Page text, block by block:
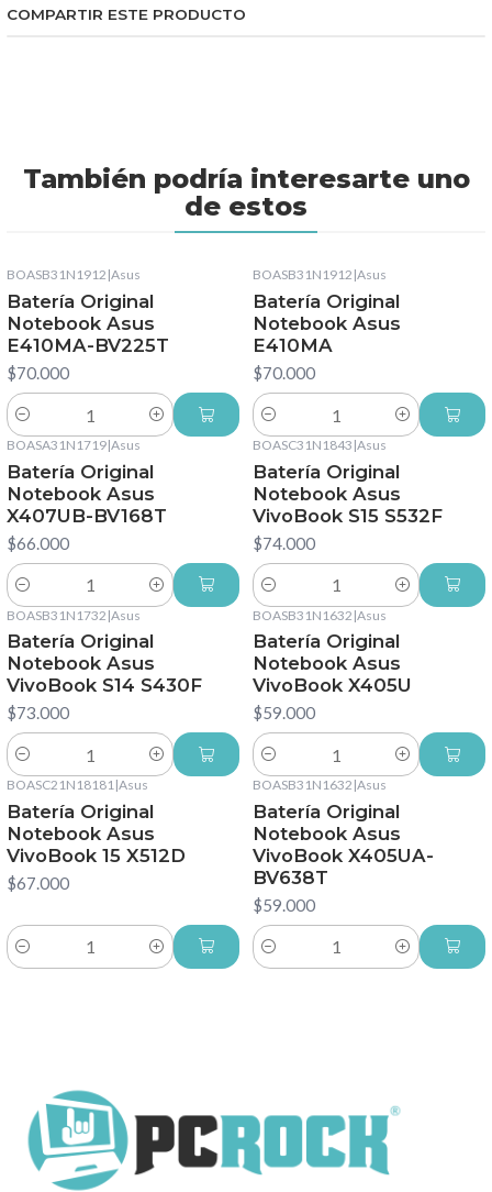
COMPARTIR ESTE PRODUCTO
También podría interesarte uno
de estos
BOASB31N1912 |Asus
Batería Original
Notebook Asus
E410MA-BV225T
$70.000
Cantidad
BOASB31N1912 |Asus
Batería Original
Notebook Asus
E410MA
$70.000
Cantidad
BOASA31N1719|Asus
Batería Original
Notebook Asus
X407UB-BV168T
$66.000
Cantidad
BOASC31N1843 |Asus
Batería Original
Notebook Asus
VivoBook S15 S532F
$74.000
Cantidad
BOASB31N1732 |Asus
Batería Original
Notebook Asus
VivoBook S14 S430F
$73.000
Cantidad
BOASB31N1632 |Asus
Batería Original
Notebook Asus
VivoBook X405U
$59.000
Cantidad
BOASC21N18181|Asus
Batería Original
Notebook Asus
VivoBook 15 X512D
$67.000
Cantidad
BOASB31N1632 |Asus
Batería Original
Notebook Asus
VivoBook X405UA-
BV638T
$59.000
Cantidad